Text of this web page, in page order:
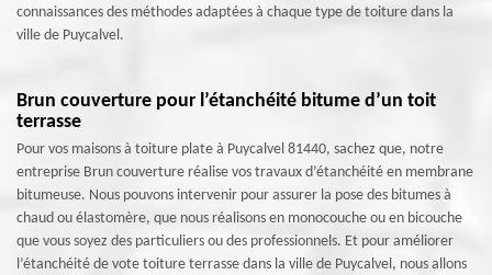
connaissances des méthodes adaptées à chaque type de toiture dans la
ville de Puycalvel.
Brun couverture pour l’étanchéité bitume d’un toit
terrasse
Pour vos maisons à toiture plate à Puycalvel 81440, sachez que, notre
entreprise Brun couverture réalise vos travaux d’étanchéité en membrane
bitumeuse. Nous pouvons intervenir pour assurer la pose des bitumes à
chaud ou élastomère, que nous réalisons en monocouche ou en bicouche
que vous soyez des particuliers ou des professionnels. Et pour améliorer
l’étanchéité de vote toiture terrasse dans la ville de Puycalvel, nous allons